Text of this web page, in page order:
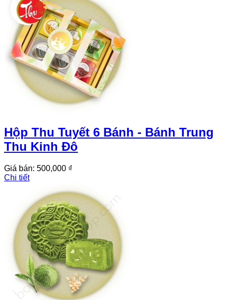
Hộp Thu Tuyết 6 Bánh - Bánh Trung
Thu Kinh Đô
Giá bán: 500,000 ₫
Chi tiết